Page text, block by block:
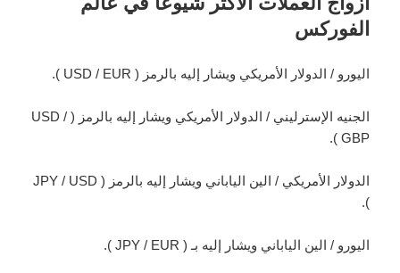
الفوركس
اليورو / الدولار الأمريكي ويشار إليه بالرمز ( USD / EUR ).
الجنيه الإسترليني / الدولار الأمريكي ويشار إليه بالرمز ( USD /
GBP ).
الدولار الأمريكي / الين الياباني ويشار إليه بالرمز ( JPY / USD
).
اليورو / الين الياباني ويشار إليه بـ ( JPY / EUR ).